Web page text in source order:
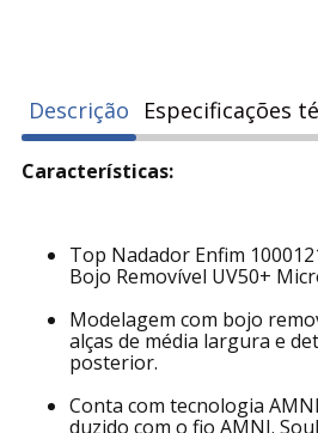
Características:
Top Nadador Enfim
Bojo Removível UV50+
Modelagem com bojo